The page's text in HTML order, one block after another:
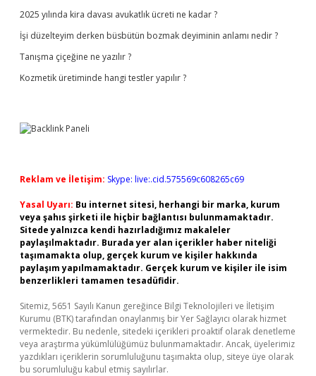
2025 yılında kira davası avukatlık ücreti ne kadar ?
İşi düzelteyim derken büsbütün bozmak deyiminin anlamı nedir ?
Tanışma çiçeğine ne yazılır ?
Kozmetik üretiminde hangi testler yapılır ?
Reklam ve İletişim: Skype: live:.cid.575569c608265c69
Yasal Uyarı: Bu internet sitesi, herhangi bir marka, kurum
veya şahıs şirketi ile hiçbir bağlantısı bulunmamaktadır.
Sitede yalnızca kendi hazırladığımız makaleler
paylaşılmaktadır. Burada yer alan içerikler haber niteliği
taşımamakta olup, gerçek kurum ve kişiler hakkında
paylaşım yapılmamaktadır. Gerçek kurum ve kişiler ile isim
benzerlikleri tamamen tesadüfidir.
Sitemiz, 5651 Sayılı Kanun gereğince Bilgi Teknolojileri ve İletişim
Kurumu (BTK) tarafından onaylanmış bir Yer Sağlayıcı olarak hizmet
vermektedir. Bu nedenle, sitedeki içerikleri proaktif olarak denetleme
veya araştırma yükümlülüğümüz bulunmamaktadır. Ancak, üyelerimiz
yazdıkları içeriklerin sorumluluğunu taşımakta olup, siteye üye olarak
bu sorumluluğu kabul etmiş sayılırlar.